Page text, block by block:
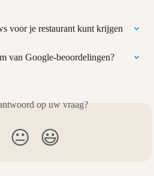
voor je restaurant kunt krijgen
van Google-beoordelingen?
op uw vraag?
😐 😃